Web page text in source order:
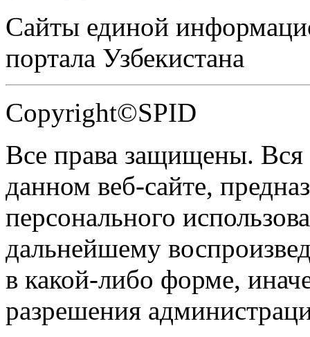
Сайты единой
портала Узбекистана
Copyright©SPID
Все права защищены.
данном веб-сайте,
персонального
дальнейшему
в какой-либо форме,
разрешения